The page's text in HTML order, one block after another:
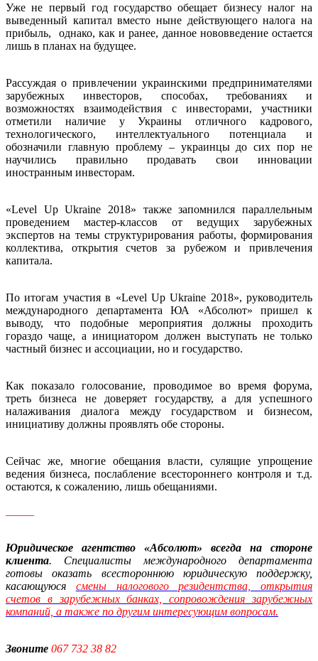
Уже не первый год государство обещает бизнесу налог на
выведенный капитал вместо ныне действующего налога на
прибыль, однако, как и ранее, данное нововведение остается
лишь в планах на будущее.
Рассуждая о привлечении украинскими предпринимателями
зарубежных инвесторов, способах, требованиях и
возможностях взаимодействия с инвесторами, участники
отметили наличие у Украины отличного кадрового,
технологического, интеллектуального потенциала и
обозначили главную проблему – украинцы до сих пор не
научились правильно продавать свои инновации
иностранным инвесторам.
«Level Up Ukraine 2018» также запомнился параллельным
проведением мастер-классов от ведущих зарубежных
экспертов на темы структурирования работы, формирования
коллектива, открытия счетов за рубежом и привлечения
капитала.
По итогам участия в «Level Up Ukraine 2018», руководитель
международного департамента ЮА «Абсолют» пришел к
выводу, что подобные мероприятия должны проходить
гораздо чаще, а инициатором должен выступать не только
частный бизнес и ассоциации, но и государство.
Как показало голосование, проводимое во время форума,
треть бизнеса не доверяет государству, а для успешного
налаживания диалога между государством и бизнесом,
инициативу должны проявлять обе стороны.
Сейчас же, многие обещания власти, сулящие упрощение
ведения бизнеса, послабление всестороннего контроля и т.д.
остаются, к сожалению, лишь обещаниями.
Юридическое агентство «Абсолют» всегда на стороне
клиента. Специалисты международного департамента
готовы оказать всестороннюю юридическую поддержку,
касающуюся смены налогового резидентства, открытия
счетов в зарубежных банках, сопровождения зарубежных
компаний, а также по другим интересующим вопросам.
Звоните 067 732 38 82